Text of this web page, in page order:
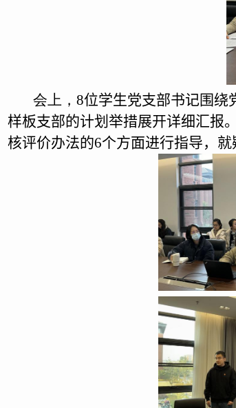
会上，8位学生党支部书记围绕
样板支部的计划举措展开详细汇报。
核评价办法的6个方面进行指导，